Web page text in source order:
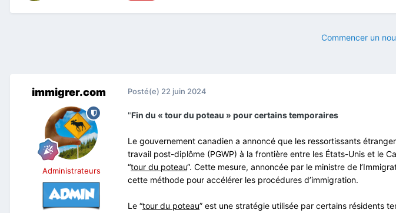
Commencer un
immigrer.com
Administrateurs
Posté(e) 22 juin 2024
"Fin du « tour du poteau » pour certains temporaires
Le gouvernement canadien a annoncé que les ressortissants
travail post-diplôme (PGWP) à la frontière entre les États-Unis et le
“tour du poteau“. Cette mesure, annoncée par le ministre de
cette méthode pour accélérer les procédures d’immigration.
Le “tour du poteau” est une stratégie utilisée par certains résidents